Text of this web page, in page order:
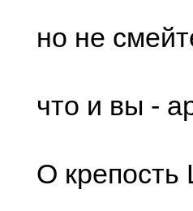
но не
что и вы -
О